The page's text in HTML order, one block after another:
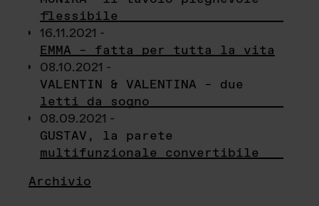
flessibile
16.11.2021 -
EMMA – fatta per tutta la vita
08.10.2021 -
VALENTIN & VALENTINA – due
letti da sogno
08.09.2021 -
GUSTAV, la parete
multifunzionale convertibile
Archivio